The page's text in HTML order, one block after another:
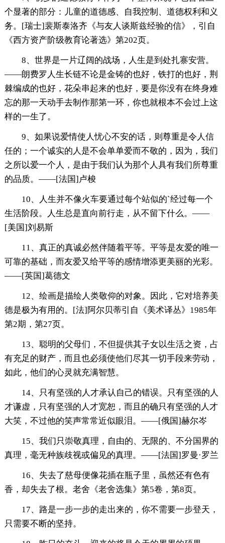
个显著的部分：儿童的道德感、自我控制、道德权利和义
务。[瑞士]裴斯泰洛齐《与友人谈斯兹经验的信》，引自
《西方资产阶级教育论著选》第202页。
8、世界是一片辽阔的战场，人生是到处扎寨安营。
——朗费罗人生长链不论是金铸的也好，铁打的也好，荆
棘编成的也好，花朵串起来的也好，要是你没有在终身难
忘的那一天动手去制作那第一环，你也就根本不会过上这
样的一生了。
9、如果说爱情使人忧心不安的话，则尊重是令人信
任的；一个诚实的人是不会单单爱而不敬的，因为，我们
之所以爱一个人，是由于我们认为那个人具有我们所尊重
的品质。——[法国]卢梭
10、人生并不像火车要通过每个站似的`经过每一个
生活阶段。人生总是直向前行走，从不留下什么。——
[美国]刘易斯
11、真正的真诚必然伴随着平等。平等是友爱的唯一
可靠的基础，而友爱又给平等的感情增添更美丽的光彩。
——[英国]葛德文
12、绘画是描绘人类敬仰的对象。因此，它对培养美
德是极为有用的。[法]阿尔贝蒂引自《美术译丛》1985年
第2期，第27页。
13、聪明的父母们，不但提供其子女以生活之资，占
有充足的财产，而且也必须使他们尽其一切手段来劳动，
如此，他们的心灵就充满智慧。
14、只有坚强的人才承认自己的错误。只有坚强的人
才谦虚，只有坚强的人才宽恕，而且的确只有坚强的人才
大笑，不过他的笑声常常近似眼泪。——[俄国]赫尔岑
15、我们只崇敬真理，自由的、无限的、不分国界的
真理，毫无种族歧视或偏见的真理。——[法国]罗曼·罗兰
16、失去了慈母便像花插在瓶子里，虽然还有色有
香，却失去了根。老舍《老舍选集》第5卷，第8页。
17、路是一步一步的走出来的，你不需要一步登天，
只需要不断的坚持。